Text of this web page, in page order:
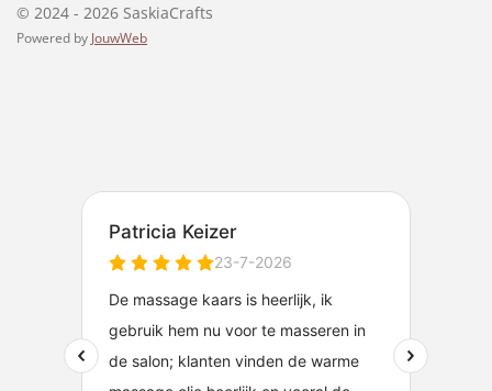
© 2024 - 2026 SaskiaCrafts
Powered by JouwWeb